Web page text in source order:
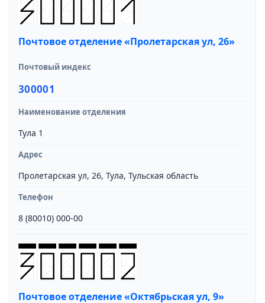
Почтовое отделение «Пролетарская ул, 26»
Почтовый индекс
300001
Наименование отделения
Тула 1
Адрес
Пролетарская ул, 26, Тула, Тульская область
Телефон
8 (80010) 000-00
Почтовое отделение «Октябрьская ул, 9»